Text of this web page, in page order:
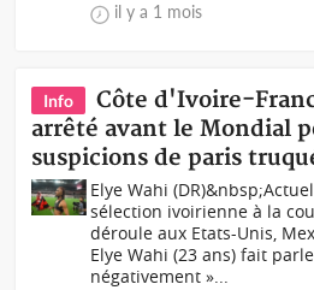
il y a 1 mois
Info
Côte d'Ivoire-
arrêté avant le Mondial
suspicions de paris
Elye Wahi
sélection ivoirienne à la
déroule aux Etats-Unis,
Elye Wahi (23 ans) fait
négativement »...